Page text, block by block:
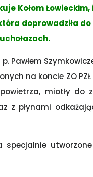
Kołom
doprowadziła
Pawłem
na koncie ZO
miotły do
z płynami
specjalnie